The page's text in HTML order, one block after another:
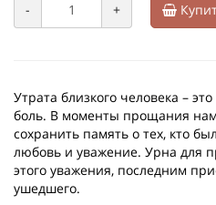
- +
Утрата близкого человека –
боль. В моменты прощания нам
сохранить память о тех, кто
любовь и уважение. Урна для
этого уважения, последним
ушедшего.